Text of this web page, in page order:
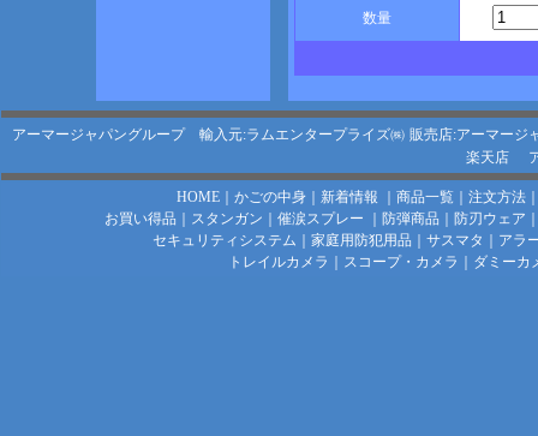
数量
アーマージャパングループ 輸入元:ラムエンタープライズ㈱ 販売店:アーマージ
楽天店
HOME｜ かごの中身｜ 新着情報 商品一覧｜ 注文方法
お買い得品
スタンガン 催涙スプレー 防弾商品 防刃ウェア
セキュリティシステム
家庭用防犯用品 サスマタ
アラ
トレイルカメラ
スコープ・カメラ ダミーカ